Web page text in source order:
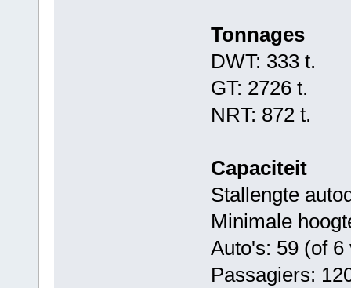
Tonnages
DWT: 333 t.
GT: 2726 t.
NRT: 872 t.
Capaciteit
Stallengte
Minimale
Auto's: 59 (of
Passagiers: